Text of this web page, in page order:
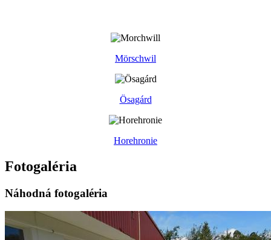
Mörschwil
Ösagárd
Horehronie
Fotogaléria
Náhodná fotogaléria